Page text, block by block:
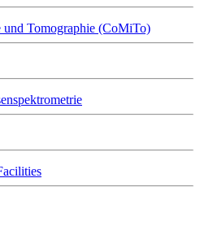
Tomographie (CoMiTo)